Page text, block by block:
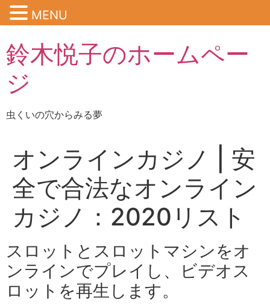
鈴木悦子のホームペー
ジ
虫くいの穴からみる夢
オンラインカジノ | 安
全で合法なオンライン
カジノ：2020リスト
スロットとスロットマシンをオ
ンラインでプレイし、ビデオス
ロットを再生します。
MENU